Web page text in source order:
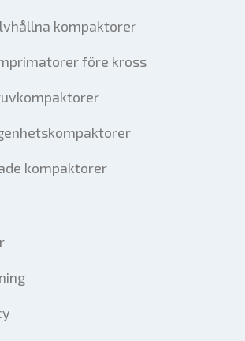
kompaktorer
före kross
kompaktorer